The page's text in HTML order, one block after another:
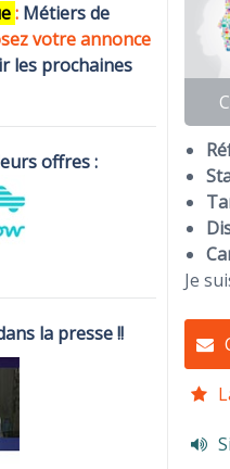
Je
: Métiers de
votre annonce
les prochaines
offres :
la presse !!